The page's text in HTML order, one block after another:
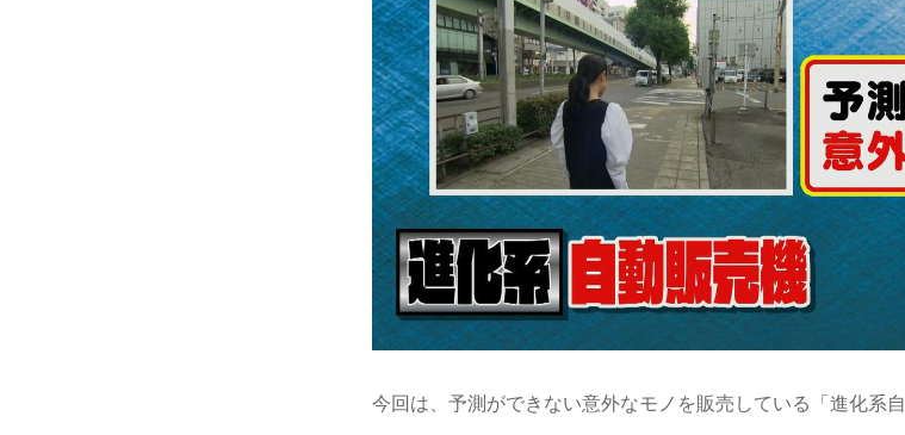
今回は、予測ができない意外なモノを販売している「進化系